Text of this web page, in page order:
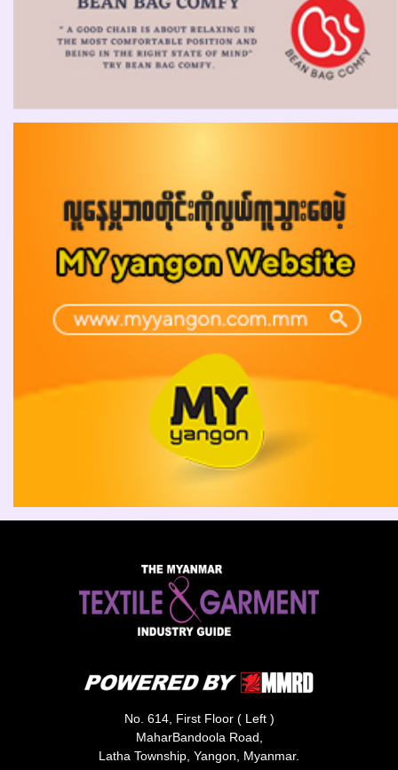
No. 614, First Floor ( Left )
MaharBandoola Road,
Latha Township, Yangon, Myanmar.